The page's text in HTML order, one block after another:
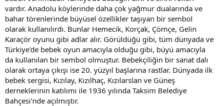
vardır. Anadolu köylerinde daha çok yağmur dualarında ve
bahar törenlerinde büyüsel özellikler taşıyan bir sembol
olarak kullanılırdı. Bunlar Hemecik, Korçak, Çömçe, Gelin
Karaçör oyunu gibi adlar alır. Görüldüğü gibi, tüm dünyada ve
Türkiye'de bebek oyun amacıyla olduğu gibi, büyü amacıyla
da kullanılan bir sembol olmuştur. Bebekçiliğin bir sanat dalı
olarak ortaya çıkışı ise 20. yüzyıl başlarına rastlar. Dünyada ilk
bebek sergisi, Kızılay, Kızılhaç, Kızılarslan ve Güneş
derneklerinin katılımı ile 1936 yılında Taksim Belediye
Bahçesi'nde açılmıştır.